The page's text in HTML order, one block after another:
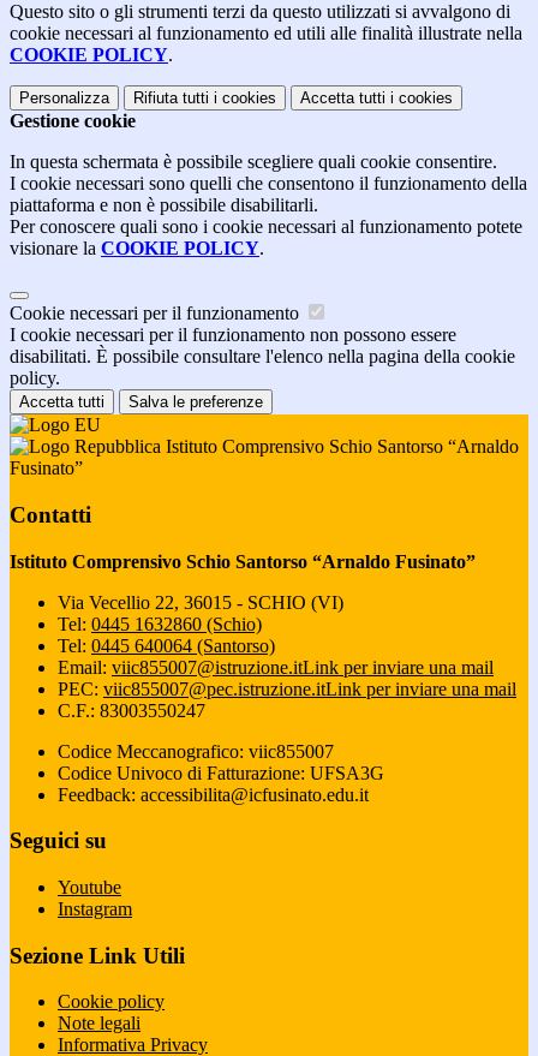
Questo sito o gli strumenti terzi da questo utilizzati si avvalgono di
cookie necessari al funzionamento ed utili alle finalità illustrate nella
COOKIE POLICY.
Personalizza Rifiuta tutti i cookies Accetta tutti i cookies
Gestione cookie
In questa schermata è possibile scegliere quali cookie consentire.
I cookie necessari sono quelli che consentono il funzionamento della
piattaforma e non è possibile disabilitarli.
Per conoscere quali sono i cookie necessari al funzionamento potete
visionare la COOKIE POLICY.
Cookie necessari per il funzionamento
I cookie necessari per il funzionamento non possono essere
disabilitati. È possibile consultare l'elenco nella pagina della cookie
policy.
Accetta tutti Salva le preferenze
Istituto Comprensivo Schio Santorso “Arnaldo
Fusinato”
Contatti
Istituto Comprensivo Schio Santorso “Arnaldo Fusinato”
Via Vecellio 22, 36015 - SCHIO (VI)
Tel: 0445 1632860 (Schio)
Tel: 0445 640064 (Santorso)
Email: viic855007@istruzione.itLink per inviare una mail
PEC: viic855007@pec.istruzione.itLink per inviare una mail
C.F.: 83003550247
Codice Meccanografico: viic855007
Codice Univoco di Fatturazione: UFSA3G
Feedback: accessibilita@icfusinato.edu.it
Seguici su
Youtube
Instagram
Sezione Link Utili
Cookie policy
Note legali
Informativa Privacy